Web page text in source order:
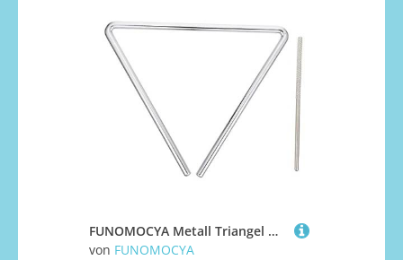
FUNOMOCYA Metall Triangel mit Schlägel Langlebiges Percussion Instrument für Klare Klangqualität Sicher und Glatt für Musikunterricht und Frühe
von FUNOMOCYA